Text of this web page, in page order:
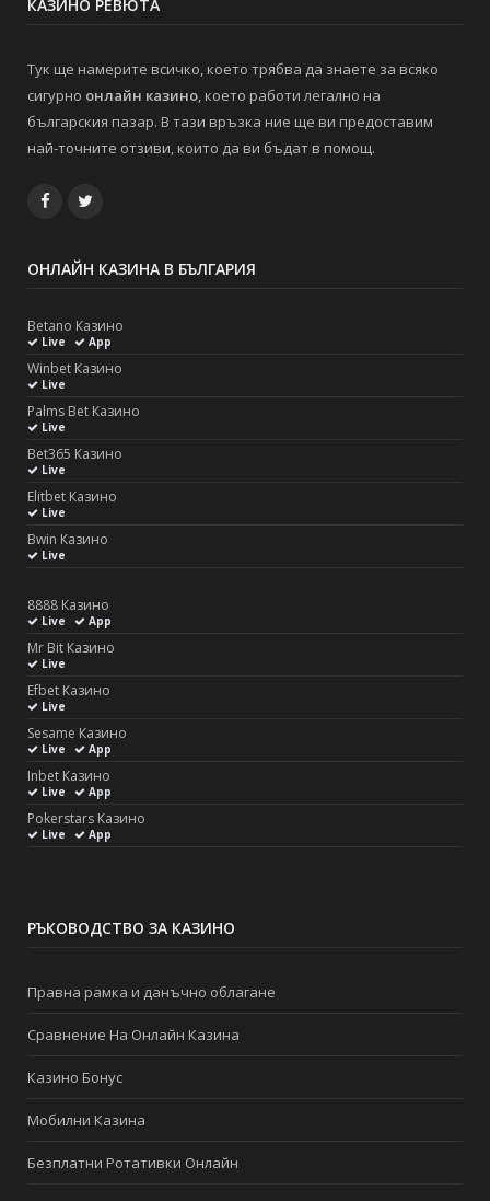
КАЗИНО РЕВЮТА
Тук ще намерите всичко, което трябва да знаете за всяко
сигурно онлайн казино, което работи легално на
българския пазар. В тази връзка ние ще ви предоставим
най-точните отзиви, които да ви бъдат в помощ.
Facebook
ОНЛАЙН КАЗИНА В БЪЛГАРИЯ
Betano Казино
Live App
Winbet Казино
Live
Palms Bet Казино
Live
Bet365 Казино
Live
Elitbet Казино
Live
Bwin Казино
Live
8888 Казино
Live App
Mr Bit Казино
Live
Efbet Казино
Live
Sesame Казино
Live App
Inbet Казино
Live App
Pokerstars Казино
Live App
РЪКОВОДСТВО ЗА КАЗИНО
Правна рамка и данъчно облагане
Сравнение На Онлайн Казина
Казино Бонус
Мобилни Казина
Безплатни Ротативки Онлайн